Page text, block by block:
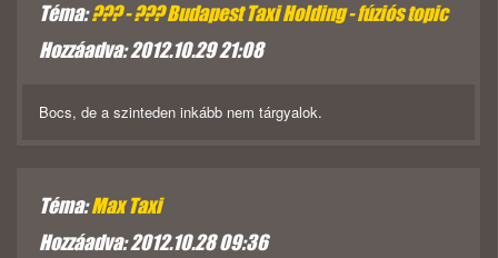
Téma:??? - ??? Budapest Taxi Holding - fúziós topic
Hozzáadva: 2012.10.29 21:08
Bocs, de a szinteden inkább nem tárgyalok.
Téma:Max Taxi
Hozzáadva: 2012.10.28 09:36